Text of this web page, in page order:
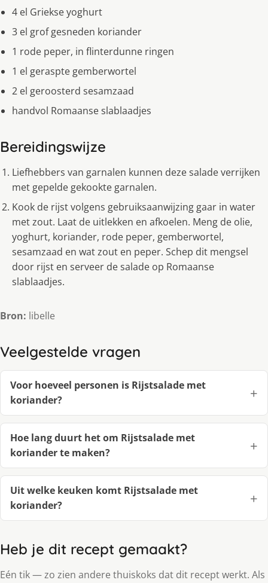
4 el Griekse yoghurt
3 el grof gesneden koriander
1 rode peper, in flinterdunne ringen
1 el geraspte gemberwortel
2 el geroosterd sesamzaad
handvol Romaanse slablaadjes
Bereidingswijze
Liefhebbers van garnalen kunnen deze salade verrijken
met gepelde gekookte garnalen.
Kook de rijst volgens gebruiksaanwijzing gaar in water
met zout. Laat de uitlekken en afkoelen. Meng de olie,
yoghurt, koriander, rode peper, gemberwortel,
sesamzaad en wat zout en peper. Schep dit mengsel
door rijst en serveer de salade op Romaanse
slablaadjes.
Bron: libelle
Veelgestelde vragen
Voor hoeveel personen is Rijstsalade met
koriander?
Hoe lang duurt het om Rijstsalade met
koriander te maken?
Uit welke keuken komt Rijstsalade met
koriander?
Heb je dit recept gemaakt?
Eén tik — zo zien andere thuiskoks dat dit recept werkt. Als